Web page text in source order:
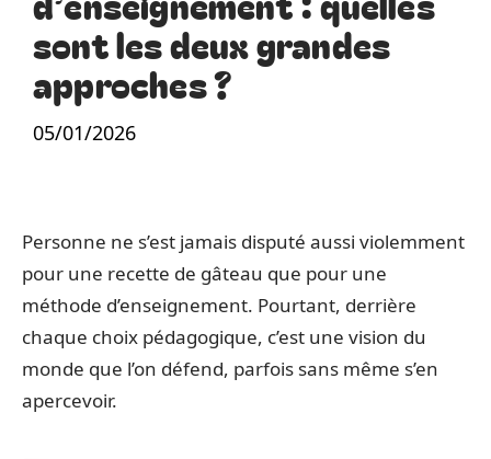
sont les deux grandes
approches ?
05/01/2026
Personne ne s’est jamais disputé aussi violemment
pour une recette de gâteau que pour une
méthode d’enseignement. Pourtant, derrière
chaque choix pédagogique, c’est une vision du
monde que l’on défend, parfois sans même s’en
apercevoir.